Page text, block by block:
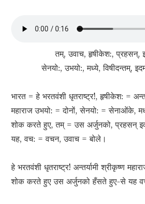
तम्, उवाच, हृषीकेश:, प्रहसन्,
सेनयो:, उभयो:, मध्ये, विषीदन्तम्,
भारत = हे भरतवंशी धृतराष्ट्र!, हृषीकेश: =
महाराज उभयो: = दोनों, सेनयो: = सेनाओंके,
शोक करते हुए, तम् = उस अर्जुनको, प्रहसन्
यह, वच: = वचन, उवाच = बोले।
हे भरतवंशी धृतराष्ट्र! अन्तर्यामी श्रीकृष्ण
शोक करते हुए उस अर्जुनको हँसते हुए-से यह